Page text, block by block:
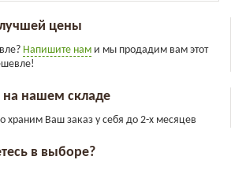
цены
Напишите нам и мы продадим вам этот
на нашем складе
храним Ваш заказ у себя до 2-х месяцев
в выборе?